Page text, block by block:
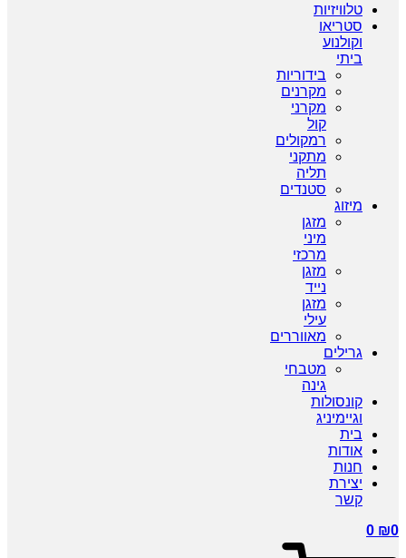
טלוויזיות
סטריאו
וקולנוע
ביתי
בידוריות
מקרנים
מקרני
קול
רמקולים
מתקני
תליה
סטנדים
מיזוג
מזגן
מיני
מרכזי
מזגן
נייד
מזגן
עילי
מאווררים
גרילים
מטבחי
גינה
קונסולות
וגיימיניג
בית
אודות
חנות
יצירת
קשר
₪0
0